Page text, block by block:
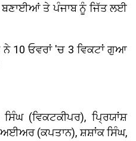
ਬਣਾਈਆਂ ਤੇ ਪੰਜਾਬ ਨੂੰ ਜਿੱਤ ਲਈ
ਨੇ 10 ਓਵਰਾਂ 'ਚ 3 ਵਿਕਟਾਂ ਗੁਆ
(ਵਿਕਟਕੀਪਰ), ਪ੍ਰਿਯਾਂਸ਼
(ਕਪਤਾਨ), ਸ਼ਸ਼ਾਂਕ ਸਿੰਘ,